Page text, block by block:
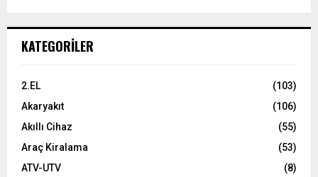
KATEGORILER
2.EL
(103)
Akaryakıt
(106)
Akıllı Cihaz
(55)
Araç Kiralama
(53)
ATV-UTV
(8)